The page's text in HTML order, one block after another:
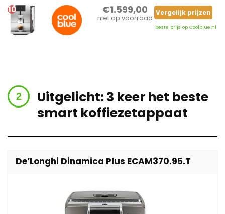
10 €1.599,00
niet op voorraad
Vergelijk prijzen
beste prijs op Coolblue.nl
Uitgelicht: 3 keer het beste
smart koffiezetappaat
De’Longhi Dinamica Plus ECAM370.95.T